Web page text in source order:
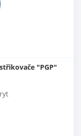
"PGP"